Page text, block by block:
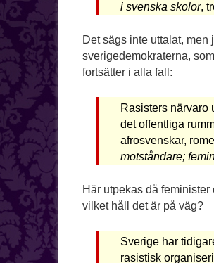
i svenska skolor,
Det sägs inte uttalat, men
sverigedemokraterna,
fortsätter i alla fall:
Rasisters närvaro
det offentliga
afrosvenskar,
motståndare;
Här utpekas då
vilket håll det är på väg?
Sverige har
rasistisk